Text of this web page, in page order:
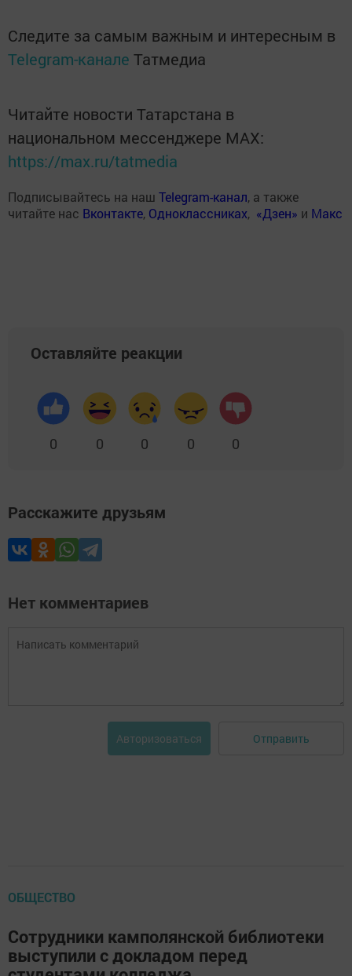
Следите за самым важным и интересным в
Telegram-канале Татмедиа
Читайте новости Татарстана в
национальном мессенджере MАХ:
https://max.ru/tatmedia
Подписывайтесь на наш Telegram-канал, а также
читайте нас Вконтакте, Одноклассниках, «Дзен» и Макс
Оставляйте реакции
0 0 0 0 0
Расскажите друзьям
Нет комментариев
Авторизоваться Отправить
ОБЩЕСТВО
Сотрудники камполянской библиотеки
выступили с докладом перед